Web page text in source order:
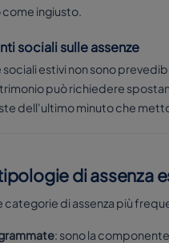
ingiusto.
sociali sulle assenze
sociali estivi non sono
può richiedere
dell'ultimo minuto che
di assenza
categorie di assenza più
: sono la